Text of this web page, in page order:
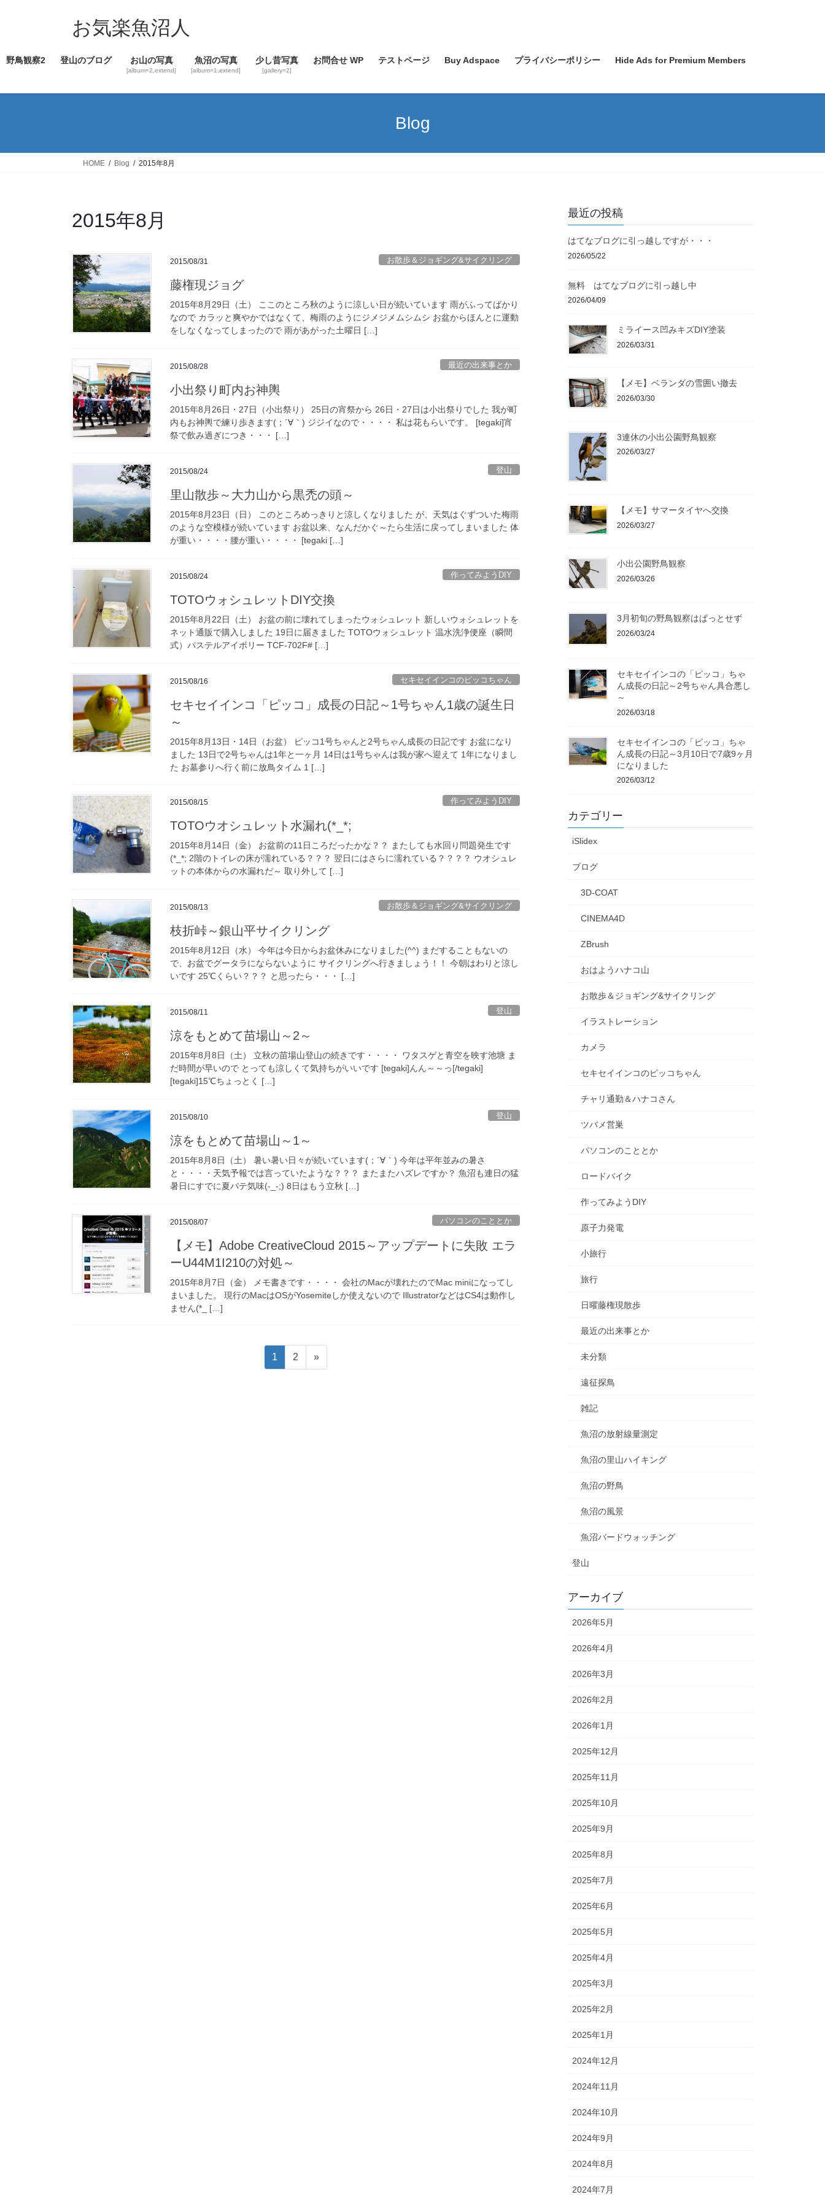
ツ
ス
シ
ン
お気楽魚沼人
野鳥観察2 登山のブログ お山の写真
[album=2,extend]
魚沼の写真
[album=1,extend]
少し昔写真
[gallery=2]
お問合せ WP テストページ Buy Adspace プライバシーポリシー Hide Ads for Premium Members
Blog
HOME Blog 2015年8月
2015年8月
2015/08/31 お散歩＆ジョギング&サイクリング
藤権現ジョグ
2015年8月29日（土） ここのところ秋のように涼しい日が続いています 雨がふってばかり
なので カラッと爽やかではなくて、梅雨のようにジメジメムシムシ お盆からほんとに運動
をしなくなってしまったので 雨があがった土曜日 […]
2015/08/28 最近の出来事とか
小出祭り町内お神輿
2015年8月26日・27日（小出祭り） 25日の宵祭から 26日・27日は小出祭りでした 我が町
内もお神輿で練り歩きます(；´∀｀) ジジイなので・・・・ 私は花もらいです。 [tegaki]宵
祭で飲み過ぎにつき・・・ […]
2015/08/24 登山
里山散歩～大力山から黒禿の頭～
2015年8月23日（日） このところめっきりと涼しくなりました が、天気はぐずついた梅雨
のような空模様が続いています お盆以来、なんだかぐ～たら生活に戻ってしまいました 体
が重い・・・・腰が重い・・・・ [tegaki […]
2015/08/24 作ってみようDIY
TOTOウォシュレットDIY交換
2015年8月22日（土） お盆の前に壊れてしまったウォシュレット 新しいウォシュレットを
ネット通販で購入しました 19日に届きました TOTOウォシュレット 温水洗浄便座（瞬間
式）パステルアイボリー TCF-702F# […]
2015/08/16 セキセイインコのピッコちゃん
セキセイインコ「ピッコ」成長の日記～1号ちゃん1歳の誕生日
～
2015年8月13日・14日（お盆） ピッコ1号ちゃんと2号ちゃん成長の日記です お盆になり
ました 13日で2号ちゃんは1年と一ヶ月 14日は1号ちゃんは我が家へ迎えて 1年になりまし
た お墓参りへ行く前に放鳥タイム 1 […]
2015/08/15 作ってみようDIY
TOTOウオシュレット水漏れ(*_*;
2015年8月14日（金） お盆前の11日ころだったかな？？ またしても水回り問題発生です
(*_*; 2階のトイレの床が濡れている？？？ 翌日にはさらに濡れている？？？？ ウオシュレ
ットの本体からの水漏れだ～ 取り外して […]
2015/08/13 お散歩＆ジョギング&サイクリング
枝折峠～銀山平サイクリング
2015年8月12日（水） 今年は今日からお盆休みになりました(^^) まだすることもないの
で、お盆でグータラにならないように サイクリングへ行きましょう！！ 今朝はわりと涼し
いです 25℃くらい？？？ と思ったら・・・ […]
2015/08/11 登山
涼をもとめて苗場山～2～
2015年8月8日（土） 立秋の苗場山登山の続きです・・・・ ワタスゲと青空を映す池塘 ま
だ時間が早いので とっても涼しくて気持ちがいいです [tegaki]んん～～っ[/tegaki]
[tegaki]15℃ちょっとく […]
2015/08/10 登山
涼をもとめて苗場山～1～
2015年8月8日（土） 暑い暑い日々が続いています(；´∀｀) 今年は平年並みの暑さ
と・・・・天気予報では言っていたような？？？ またまたハズレですか？ 魚沼も連日の猛
暑日にすでに夏バテ気味(-_-;) 8日はもう立秋 […]
2015/08/07 パソコンのこととか
【メモ】Adobe CreativeCloud 2015～アップデートに失敗 エラ
ーU44M1I210の対処～
2015年8月7日（金） メモ書きです・・・・ 会社のMacが壊れたのでMac miniになってし
まいました。 現行のMacはOSがYosemiteしか使えないので IllustratorなどはCS4は動作し
ません(*_ […]
固
定
1
固
定
2 »
最近の投稿
はてなブログに引っ越しですが・・・
2026/05/22
無料 はてなブログに引っ越し中
2026/04/09
ミライース凹みキズDIY塗装
2026/03/31
【メモ】ベランダの雪囲い撤去
2026/03/30
3連休の小出公園野鳥観察
2026/03/27
【メモ】サマータイヤへ交換
2026/03/27
小出公園野鳥観察
2026/03/26
3月初旬の野鳥観察はぱっとせず
2026/03/24
セキセイインコの「ピッコ」ちゃ
ん成長の日記～2号ちゃん具合悪し
～
2026/03/18
セキセイインコの「ピッコ」ちゃ
ん成長の日記～3月10日で7歳9ヶ月
になりました
2026/03/12
カテゴリー
iSlidex
ブログ
3D-COAT
CINEMA4D
ZBrush
おはようハナコ山
お散歩＆ジョギング&サイクリング
イラストレーション
カメラ
セキセイインコのピッコちゃん
チャリ通勤＆ハナコさん
ツバメ営巣
パソコンのこととか
ロードバイク
作ってみようDIY
原子力発電
小旅行
旅行
日曜藤権現散歩
最近の出来事とか
未分類
遠征探鳥
雑記
魚沼の放射線量測定
魚沼の里山ハイキング
魚沼の野鳥
魚沼の風景
魚沼バードウォッチング
登山
アーカイブ
2026年5月
2026年4月
2026年3月
2026年2月
2026年1月
2025年12月
2025年11月
2025年10月
2025年9月
2025年8月
2025年7月
2025年6月
2025年5月
2025年4月
2025年3月
2025年2月
2025年1月
2024年12月
2024年11月
2024年10月
2024年9月
2024年8月
2024年7月